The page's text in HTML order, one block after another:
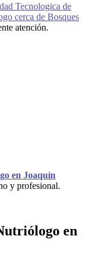
Tecnologica de
cerca de Bosques
atención.
en Joaquín
y profesional.
en